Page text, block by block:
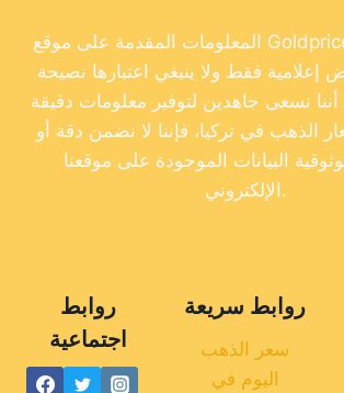
المعلومات المقدمة على موقع Goldpricesturkey.com
فقط ولا ينبغي اعتبارها نصيحة
نسعى جاهدين لتوفير معلومات دقيقة
الذهب في تركيا، فإننا لا نضمن دقة أو
البيانات الموجودة على موقعنا
الإلكتروني.
روابط
اجتماعية
روابط سريعة
سعر الذهب
اليوم في